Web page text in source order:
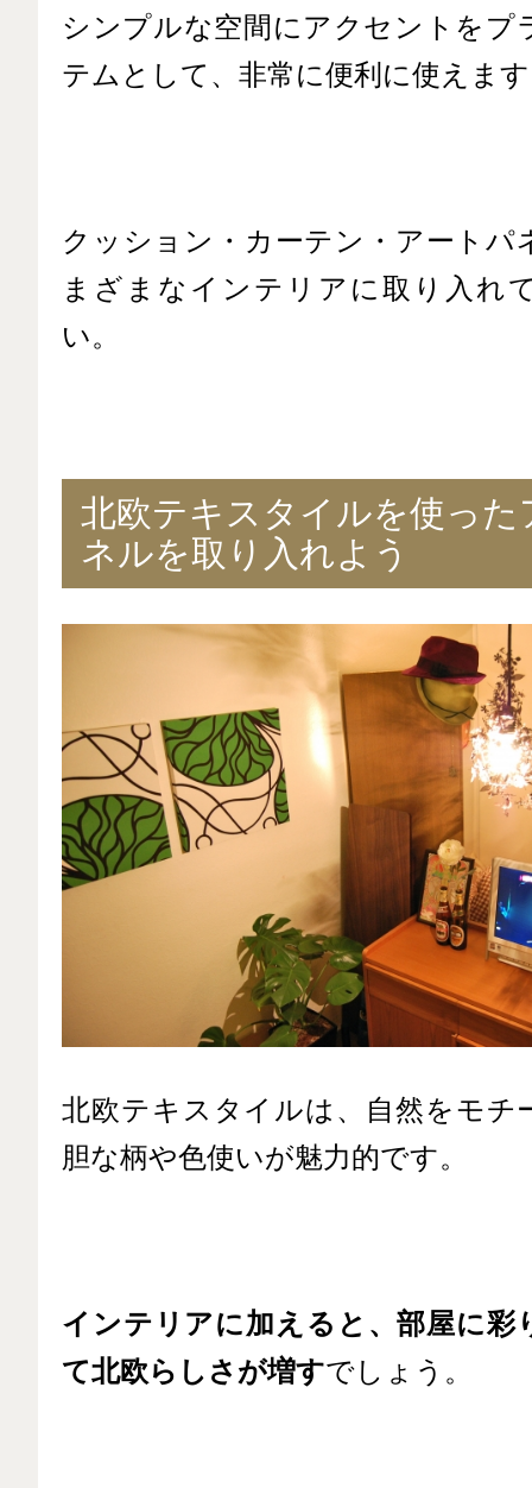
シンプルな空間にアクセントをプ
テムとして、非常に便利に使えま
クッション・カーテン・アートパ
まざまなインテリアに取り入れ
い。
北欧テキスタイルを使った
ネルを取り入れよう
北欧テキスタイルは、自然をモチ
胆な柄や色使いが魅力的です。
インテリアに加えると、部屋に彩
て北欧らしさが増すでしょう。